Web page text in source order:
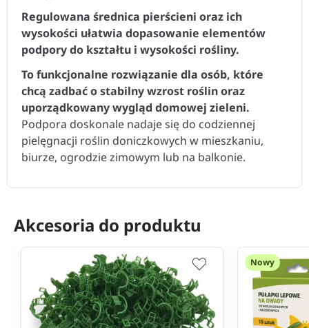
Regulowana średnica pierścieni oraz ich
wysokości ułatwia dopasowanie elementów
podpory do kształtu i wysokości rośliny.
To funkcjonalne rozwiązanie dla osób, które
chcą zadbać o stabilny wzrost roślin oraz
uporządkowany wygląd domowej zieleni.
Podpora doskonale nadaje się do codziennej
pielęgnacji roślin doniczkowych w mieszkaniu,
biurze, ogrodzie zimowym lub na balkonie.
Akcesoria do produktu
Nowy